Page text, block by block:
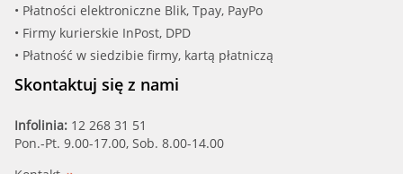
• Płatności elektroniczne Blik, Tpay, PayPo
• Firmy kurierskie InPost, DPD
• Płatność w siedzibie firmy, kartą płatniczą
Skontaktuj się z nami
Infolinia: 12 268 31 51
Pon.-Pt. 9.00-17.00, Sob. 8.00-14.00